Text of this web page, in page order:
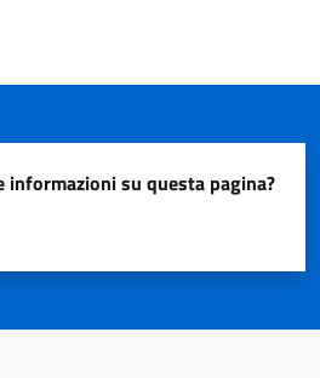
informazioni su questa pagina?